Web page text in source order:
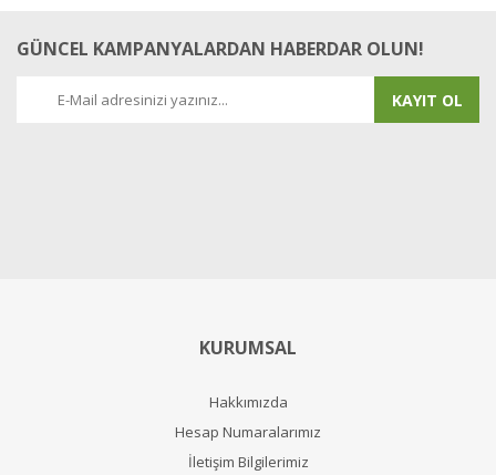
GÜNCEL KAMPANYALARDAN HABERDAR OLUN!
KAYIT OL
KURUMSAL
Hakkımızda
Hesap Numaralarımız
İletişim Bilgilerimiz